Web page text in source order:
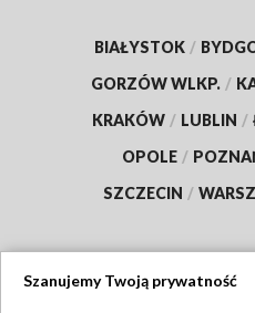
BIAŁYSTOK /
GORZÓW WLKP. /
KRAKÓW / LUBLIN /
OPOLE /
SZCZECIN /
Szanujemy Twoją prywatność